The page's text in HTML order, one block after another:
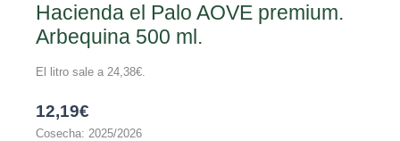
Hacienda el Palo AOVE premium.
Arbequina 500 ml.
El litro sale a 24,38€.
12,19€
Cosecha: 2025/2026